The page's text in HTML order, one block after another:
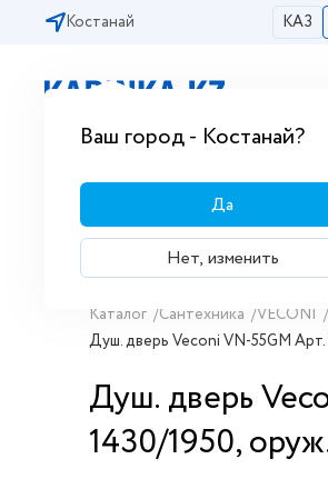
Костанай КАЗ
Ваш город - Костанай?
Да
Нет, изменить
Бесплатная доставка по городам РК
Сантехника Душевые
Каталог /Сантехника /VECONI /
Душ. дверь Veconi VN-55GM
Душ. дверь
1430/1950,